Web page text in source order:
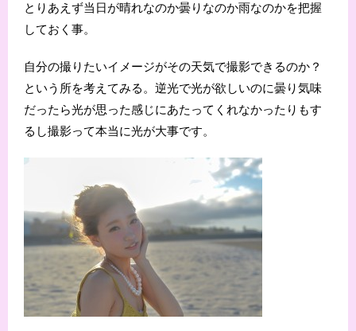
とりあえず当日が晴れなのか曇りなのか雨なのかを把握
しておく事。
自分の撮りたいイメージがその天気で撮影できるのか？
という所を考えてみる。逆光で光が欲しいのに曇り気味
だったら光が思った感じにあたってくれなかったりもす
るし撮影って本当に光が大事です。